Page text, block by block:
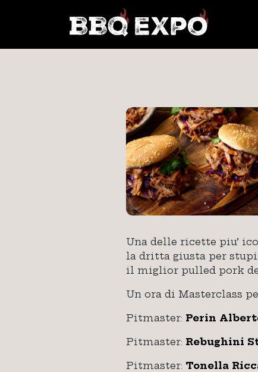
Una delle ricette piu’
la dritta giusta per
il miglior pulled pork
Un ora di Masterclass
Pitmaster: Perin
Pitmaster: Rebughini
Pitmaster: Tonella